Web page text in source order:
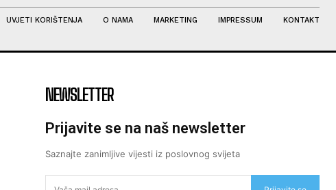
UVJETI KORIŠTENJA O NAMA MARKETING IMPRESSUM KONTAKT
NEWSLETTER
Prijavite se na naš newsletter
Saznajte zanimljive vijesti iz poslovnog svijeta